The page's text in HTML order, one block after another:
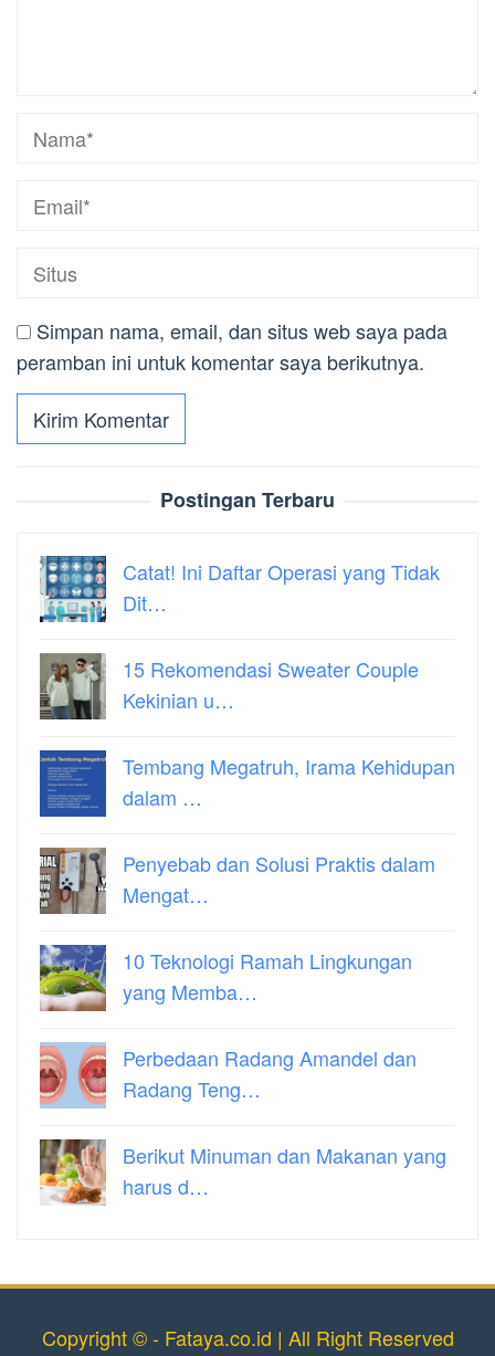
Simpan nama, email, dan situs web saya pada
peramban ini untuk komentar saya berikutnya.
Postingan Terbaru
Catat! Ini Daftar Operasi yang Tidak
Dit…
15 Rekomendasi Sweater Couple
Kekinian u…
Tembang Megatruh, Irama Kehidupan
dalam …
Penyebab dan Solusi Praktis dalam
Mengat…
10 Teknologi Ramah Lingkungan
yang Memba…
Perbedaan Radang Amandel dan
Radang Teng…
Berikut Minuman dan Makanan yang
harus d…
Copyright © - Fataya.co.id | All Right Reserved